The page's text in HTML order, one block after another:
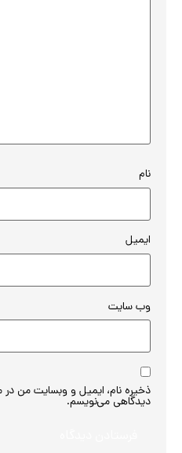
ایمیل
وب‌ سایت
ذخیره نام، ایمیل و وبسایت من در
دیدگاهی می‌نویسم.